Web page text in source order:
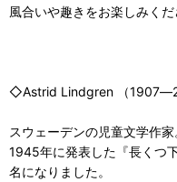
風合いや趣きをお楽しみくだ
◇Astrid Lindgren （
スウェーデンの児童文学作家
1945年に発表した『長くつ
名になりました。